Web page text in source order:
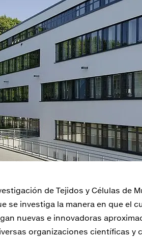
de Tejidos y Células de
se investiga la manera en que el
nuevas e innovadoras
organizaciones científicas y